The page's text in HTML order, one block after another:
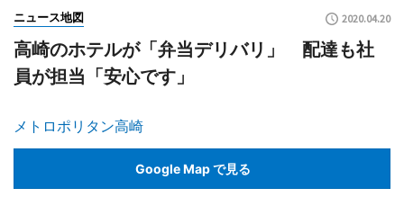
ニュース地図 2020.04.20
高崎のホテルが「弁当デリバリ」 配達も社
員が担当「安心です」
メトロポリタン高崎
Google Map で見る